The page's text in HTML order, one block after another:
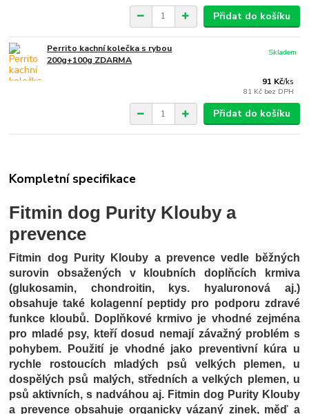
Přidat do košíku
Perrito kachní kolečka s rybou
200g+100g ZDARMA
91 Kč/ks
81 Kč bez DPH
Skladem
Přidat do košíku
Kompletní specifikace
Fitmin dog Purity Klouby a
prevence
Fitmin dog Purity Klouby a prevence vedle běžných
surovin obsažených v kloubních doplňcích krmiva
(glukosamin, chondroitin, kys. hyaluronová aj.)
obsahuje také kolagenní peptidy pro podporu zdravé
funkce kloubů. Doplňkové krmivo je vhodné zejména
pro mladé psy, kteří dosud nemají závažný problém s
pohybem. Použití je vhodné jako preventivní kúra u
rychle rostoucích mladých psů velkých plemen, u
dospělých psů malých, středních a velkých plemen, u
psů aktivních, s nadváhou aj. Fitmin dog Purity Klouby
a prevence obsahuje organicky vázaný zinek, měď a